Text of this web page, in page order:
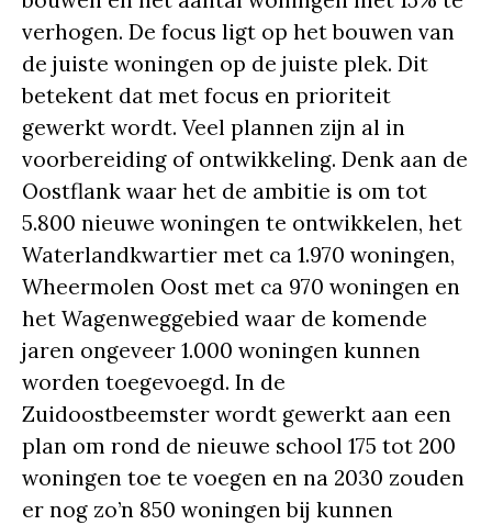
verhogen. De focus ligt op het bouwen van
de juiste woningen op de juiste plek. Dit
betekent dat met focus en prioriteit
gewerkt wordt. Veel plannen zijn al in
voorbereiding of ontwikkeling. Denk aan de
Oostflank waar het de ambitie is om tot
5.800 nieuwe woningen te ontwikkelen, het
Waterlandkwartier met ca 1.970 woningen,
Wheermolen Oost met ca 970 woningen en
het Wagenweggebied waar de komende
jaren ongeveer 1.000 woningen kunnen
worden toegevoegd. In de
Zuidoostbeemster wordt gewerkt aan een
plan om rond de nieuwe school 175 tot 200
woningen toe te voegen en na 2030 zouden
er nog zo’n 850 woningen bij kunnen